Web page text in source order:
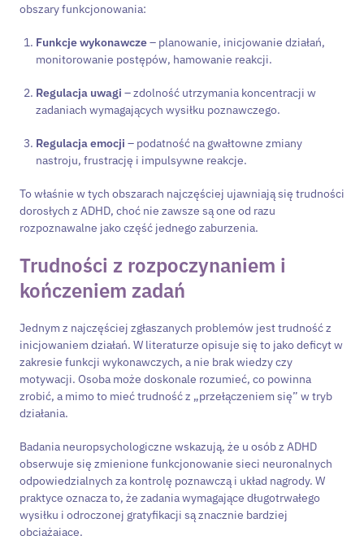
obszary funkcjonowania:
Funkcje wykonawcze– planowanie, inicjowanie działań,
monitorowanie postępów, hamowanie reakcji.
Regulacja uwagi – zdolność utrzymania koncentracji w
zadaniach wymagających wysiłku poznawczego.
Regulacja emocji – podatność na gwałtowne zmiany
nastroju, frustrację i impulsywne reakcje.
To właśnie w tych obszarach najczęściej ujawniają się trudności
dorosłych z ADHD, choć nie zawsze są one od razu
rozpoznawalne jako część jednego zaburzenia.
Trudności z rozpoczynaniem i
kończeniem zadań
Jednym z najczęściej zgłaszanych problemów jest trudność z
inicjowaniem działań. W literaturze opisuje się to jako deficyt w
zakresie funkcji wykonawczych, a nie brak wiedzy czy
motywacji. Osoba może doskonale rozumieć, co powinna
zrobić, a mimo to mieć trudność z „przełączeniem się” w tryb
działania.
Badania neuropsychologiczne wskazują, że u osób z ADHD
obserwuje się zmienione funkcjonowanie sieci neuronalnych
odpowiedzialnych za kontrolę poznawczą i układ nagrody. W
praktyce oznacza to, że zadania wymagające długotrwałego
wysiłku i odroczonej gratyfikacji są znacznie bardziej
obciążające.